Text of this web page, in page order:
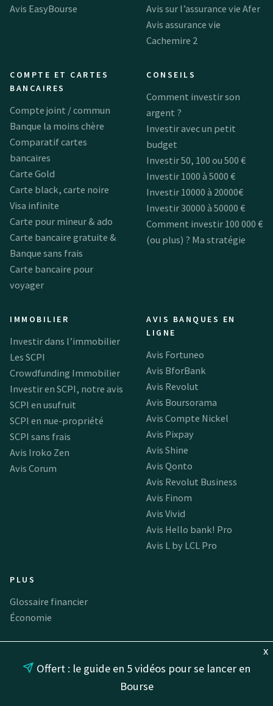
x
Offert : le guide en 5 vidéos pour se lancer en
Bourse
Avis EasyBourse
Avis sur l’assurance vie Afer
Avis assurance vie
Cachemire 2
COMPTE ET CARTES
BANCAIRES
Compte joint / commun
Banque la moins chère
Comparatif cartes
bancaires
Carte Gold
Carte black, carte noire
Visa infinite
Carte pour mineur & ado
Carte bancaire gratuite &
Banque sans frais
Carte bancaire pour
voyager
CONSEILS
Comment investir son
argent ?
Investir avec un petit
budget
Investir 50, 100 ou 500 €
Investir 1000 à 5000 €
Investir 10000 à 20000€
Investir 30000 à 50000 €
Comment investir 100 000 €
(ou plus) ? Ma stratégie
IMMOBILIER
Investir dans l’immobilier
Les SCPI
Crowdfunding Immobilier
Investir en SCPI, notre avis
SCPI en usufruit
SCPI en nue-propriété
SCPI sans frais
Avis Iroko Zen
Avis Corum
AVIS BANQUES EN
LIGNE
Avis Fortuneo
Avis BforBank
Avis Revolut
Avis Boursorama
Avis Compte Nickel
Avis Pixpay
Avis Shine
Avis Qonto
Avis Revolut Business
Avis Finom
Avis Vivid
Avis Hello bank! Pro
Avis L by LCL Pro
PLUS
Glossaire financier
Économie